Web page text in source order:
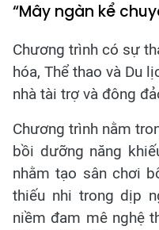
“Mây ngàn kể
Chương trình có sự
hóa, Thể thao và Du
nhà tài trợ và đông
Chương trình nằm
bồi dưỡng năng
nhằm tạo sân chơi
thiếu nhi trong dịp
niềm đam mê nghệ